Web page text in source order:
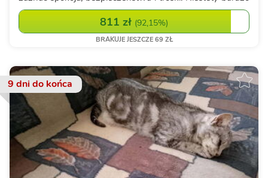
szybko okazało się, że oprócz bagażu trudnych
doświadczeń nosi też problemy zdrowot...
811 zł (92,15%)
BRAKUJE JESZCZE 69 ZŁ
9 dnido końca